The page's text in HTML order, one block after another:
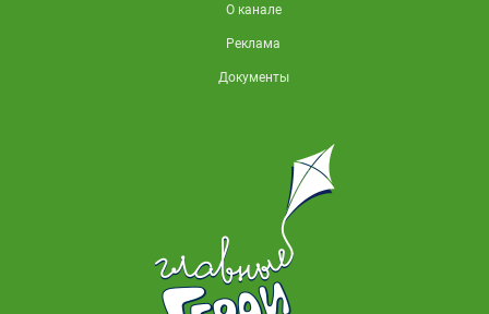
О канале
Реклама
Документы